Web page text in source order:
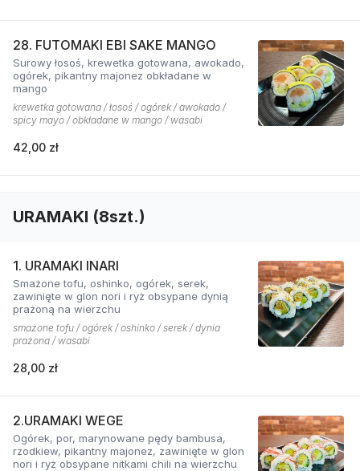
28. FUTOMAKI EBI SAKE MANGO
Surowy łosoś, krewetka gotowana, awokado,
ogórek, pikantny majonez obkładane w
mango
krewetka gotowana / łosoś / ogórek / awokado /
spicy mayo / obkładane w mango / wasabi
42,00 zł
URAMAKI (8szt.)
1. URAMAKI INARI
Smażone tofu, oshinko, ogórek, serek,
zawinięte w glon nori i ryż obsypane dynią
prażoną na wierzchu
smażone tofu / ogórek / oshinko / serek / dynia
prażona / wasabi
28,00 zł
2.URAMAKI WEGE
Ogórek, por, marynowane pędy bambusa,
rzodkiew, pikantny majonez, zawinięte w glon
nori i ryż obsypane nitkami chili na wierzchu